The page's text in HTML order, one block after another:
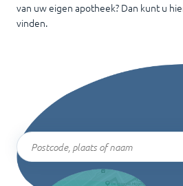
van uw eigen apotheek? Dan kunt u
vinden.